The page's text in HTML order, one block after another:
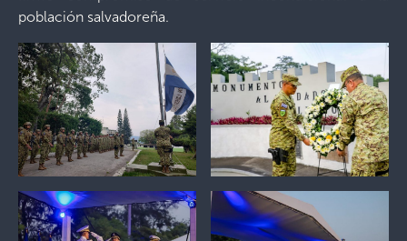
población salvadoreña.